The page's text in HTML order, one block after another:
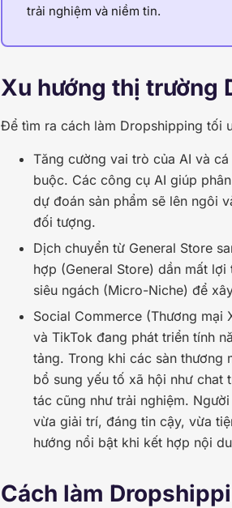
trải nghiệm và niềm tin.
Xu hướng thị trường
Để tìm ra cách làm Dropshipping tối
Tăng cường vai trò của AI và
buộc. Các công cụ AI giúp
dự đoán sản phẩm sẽ lên ngôi
đối tượng.
Dịch chuyển từ General Store
hợp (General Store) dần mất
siêu ngách (Micro-Niche) để
Social Commerce (Thương mại
và TikTok đang phát triển tính
tảng. Trong khi các sàn thương
bổ sung yếu tố xã hội như chat
tác cũng như trải nghiệm.
vừa giải trí, đáng tin cậy, vừa
hướng nổi bật khi kết hợp nội
Cách làm